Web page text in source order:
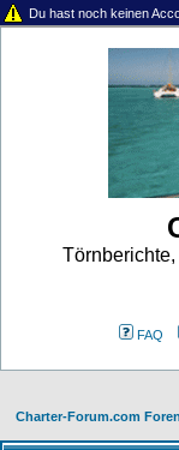
Du hast noch keinen
FAQ
Charter-Forum.com